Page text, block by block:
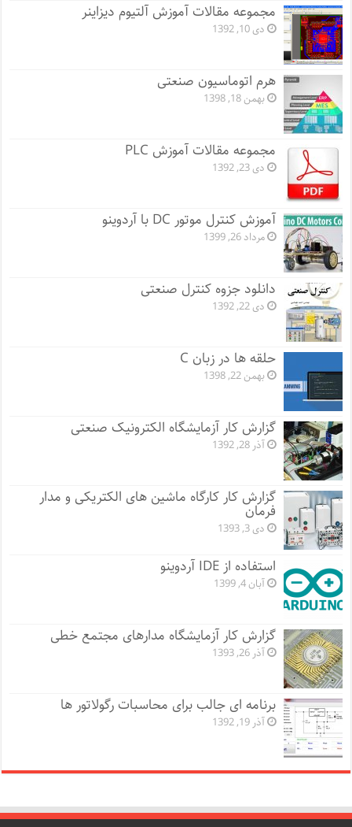
مجموعه مقالات آموزش آلتیوم دیزاینر
دی 10, 1392
هرم اتوماسیون صنعتی
بهمن 18, 1398
مجموعه مقالات آموزش PLC
دی 23, 1392
آموزش کنترل موتور DC با آردوینو
مرداد 26, 1399
دانلود جزوه کنترل صنعتی
دی 22, 1392
حلقه ها در زبان C
بهمن 22, 1398
گزارش کار آزمایشگاه الکترونیک صنعتی
آذر 28, 1392
گزارش کار کارگاه ماشین های الکتریکی و مدار
فرمان
دی 3, 1393
استفاده از IDE آردوینو
آبان 4, 1399
گزارش کار آزمایشگاه مدارهای مجتمع خطی
آذر 26, 1393
برنامه ای جالب برای محاسبات رگولاتور ها
آذر 19, 1392